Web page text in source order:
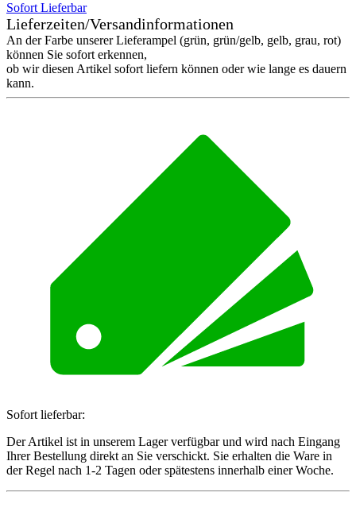
Sofort Lieferbar
Lieferzeiten/Versandinformationen
An der Farbe unserer Lieferampel (grün, grün/gelb, gelb, grau, rot)
können Sie sofort erkennen,
ob wir diesen Artikel sofort liefern können oder wie lange es dauern
kann.
Sofort lieferbar:
Der Artikel ist in unserem Lager verfügbar und wird nach Eingang
Ihrer Bestellung direkt an Sie verschickt. Sie erhalten die Ware in
der Regel nach 1-2 Tagen oder spätestens innerhalb einer Woche.